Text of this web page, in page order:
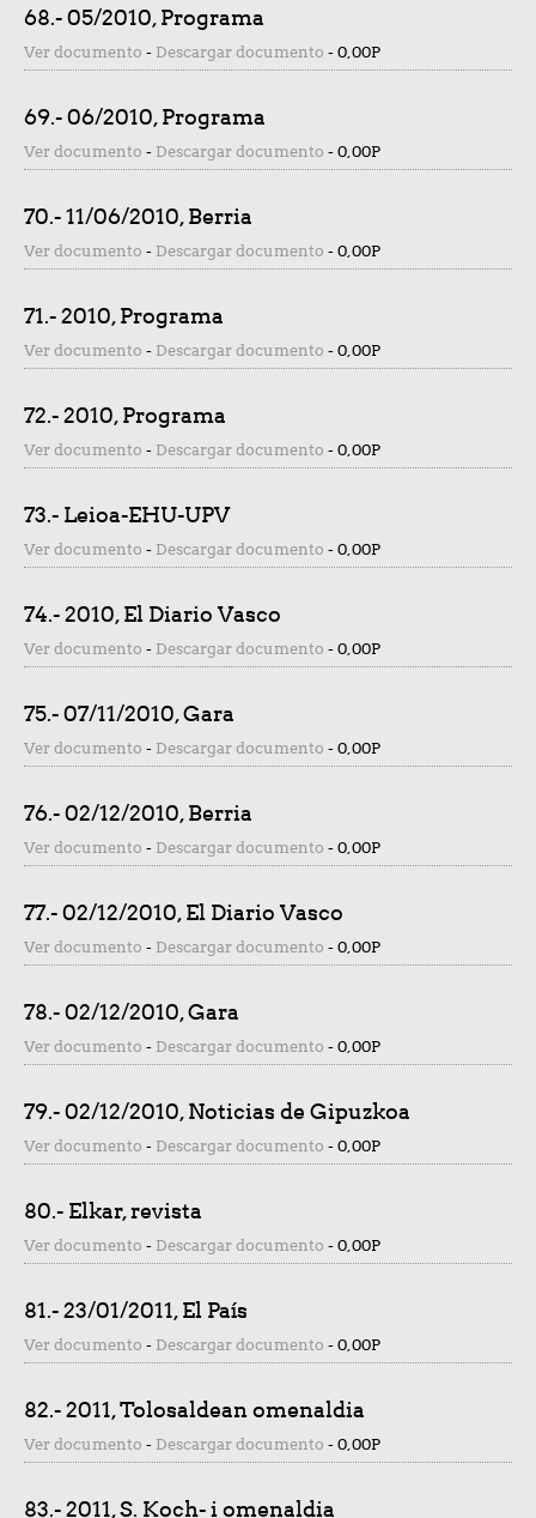
68.- 05/2010, Programa
Ver documento - Descargar documento - 0,00P
69.- 06/2010, Programa
Ver documento - Descargar documento - 0,00P
70.- 11/06/2010, Berria
Ver documento - Descargar documento - 0,00P
71.- 2010, Programa
Ver documento - Descargar documento - 0,00P
72.- 2010, Programa
Ver documento - Descargar documento - 0,00P
73.- Leioa-EHU-UPV
Ver documento - Descargar documento - 0,00P
74.- 2010, El Diario Vasco
Ver documento - Descargar documento - 0,00P
75.- 07/11/2010, Gara
Ver documento - Descargar documento - 0,00P
76.- 02/12/2010, Berria
Ver documento - Descargar documento - 0,00P
77.- 02/12/2010, El Diario Vasco
Ver documento - Descargar documento - 0,00P
78.- 02/12/2010, Gara
Ver documento - Descargar documento - 0,00P
79.- 02/12/2010, Noticias de Gipuzkoa
Ver documento - Descargar documento - 0,00P
80.- Elkar, revista
Ver documento - Descargar documento - 0,00P
81.- 23/01/2011, El País
Ver documento - Descargar documento - 0,00P
82.- 2011, Tolosaldean omenaldia
Ver documento - Descargar documento - 0,00P
83.- 2011, S. Koch- i omenaldia